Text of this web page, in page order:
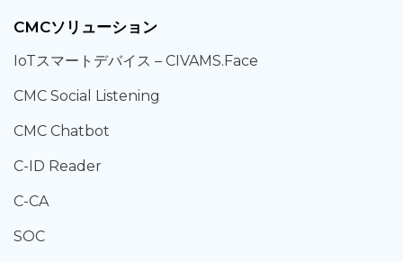
CMCソリューション
IoTスマートデバイス – CIVAMS.Face
CMC Social Listening
CMC Chatbot
C-ID Reader
C-CA
SOC